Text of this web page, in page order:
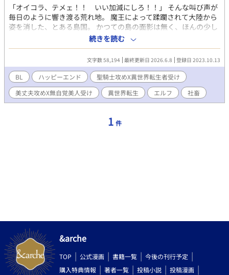
「オイコラ、テメェ！！ いい加減にしろ！！」 そんな叫び声が
毎日のように響き渡る荒れ地。 魔王によって蹂躙されて大陸から
姿を消した、とある島国。 かつての島の面影は無く、ほんの少し
海からせり上がった小高い丘にぽつんと大きな樹がそびえ立って
いるだけで何もない荒れ地だった。 だがそこに、ひっそりと一人
の異世界人が舞い降りた。 偶然にも神の采配によって異世界転生
した彼に、また偶然にも巡り会い一目惚れをした聖騎士。 そんな
二人のわちゃわちゃな日常。 性懲りも無く突発的に短編投稿しち
ゃいました。 長くても2，3話で終わる予定です。 ※サブタイトル
に前中後としてましたが、３話でも終わらなくなりそうなので数
字を振ります。スミマセン。 おおざっぱに説明しつついちゃいち
女ともに存在しますが、女性は少ないです。王侯貴族が囲っちゃ
続きを読む
文字数 58,194 最終更新日 2026.6.8 登録日 2023.10.13
BL ハッピーエンド
聖騎士攻めX異世界転生者受け
美丈夫攻めX無自覚美人受け
異世界転生 エルフ 社畜
1 件
&arche
TOP 公式漫画 書籍一覧
今後の刊行予定
購入特典情報
著者一覧 投稿小説 投稿漫画